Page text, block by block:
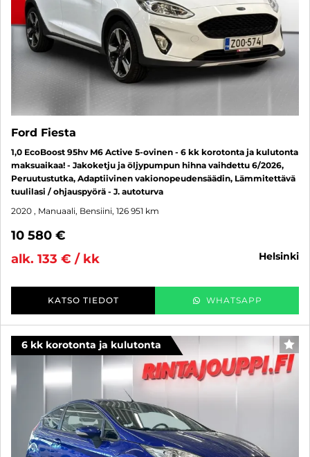
Ford Fiesta
1,0 EcoBoost 95hv M6 Active 5-ovinen - 6 kk korotonta ja kulutonta
maksuaikaa! - Jakoketju ja öljypumpun hihna vaihdettu 6/2026,
Peruutustutka, Adaptiivinen vakionopeudensäädin, Lämmitettävä
tuulilasi / ohjauspyörä - J. autoturva
2020 , Manuaali, Bensiini, 126 951 km
10 580 €
alk. 133 € / kk
helsinki
KATSO TIEDOT WHATSAPP
6 kk korotonta ja kulutonta